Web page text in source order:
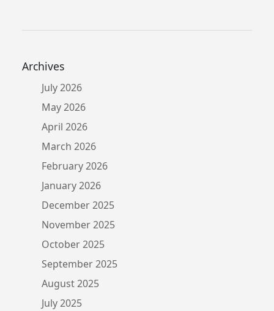
Archives
July 2026
May 2026
April 2026
March 2026
February 2026
January 2026
December 2025
November 2025
October 2025
September 2025
August 2025
July 2025